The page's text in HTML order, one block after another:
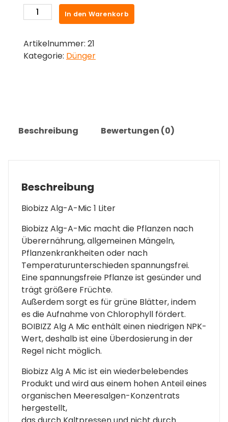
Biobizz
Alg-
Mic
1
In den Warenkorb
Artikelnummer: 21
Kategorie: Dünger
Beschreibung Bewertungen (0)
Beschreibung
Biobizz Alg-A-Mic 1 Liter
Biobizz Alg-A-Mic macht die Pflanzen nach
Überernährung, allgemeinen Mängeln,
Pflanzenkrankheiten oder nach
Temperaturunterschieden spannungsfrei.
Eine spannungsfreie Pflanze ist gesünder und
trägt größere Früchte.
Außerdem sorgt es für grüne Blätter, indem
es die Aufnahme von Chlorophyll fördert.
BOIBIZZ Alg A Mic enthält einen niedrigen NPK-
Wert, deshalb ist eine Überdosierung in der
Regel nicht möglich.
Biobizz Alg A Mic ist ein wiederbelebendes
Produkt und wird aus einem hohen Anteil eines
organischen Meeresalgen-Konzentrats
hergestellt,